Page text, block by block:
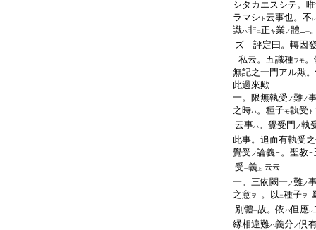
シタカエスシテ。
ラマシ ト 云事也。不 レ
識ハ非二正キ業ノ體ニ一
ズ 評定曰。轉因
私云。五識種ヲモ
無記之一門アル歟
此過來歟
一。限無執受 ノ難ノ
之時ハ。種子モ執受 ト
云事ハ。覺受門 ノ執
此事。追而有執受
覺受 ノ論義ニ。聖教ニ
受一義 上 云云
一。三依闕一ノ難ノ
之意ヲ一。以 二種子ヲ一
別體一故。依 ハ但應レ
縁相違難ハ義分ノ倶